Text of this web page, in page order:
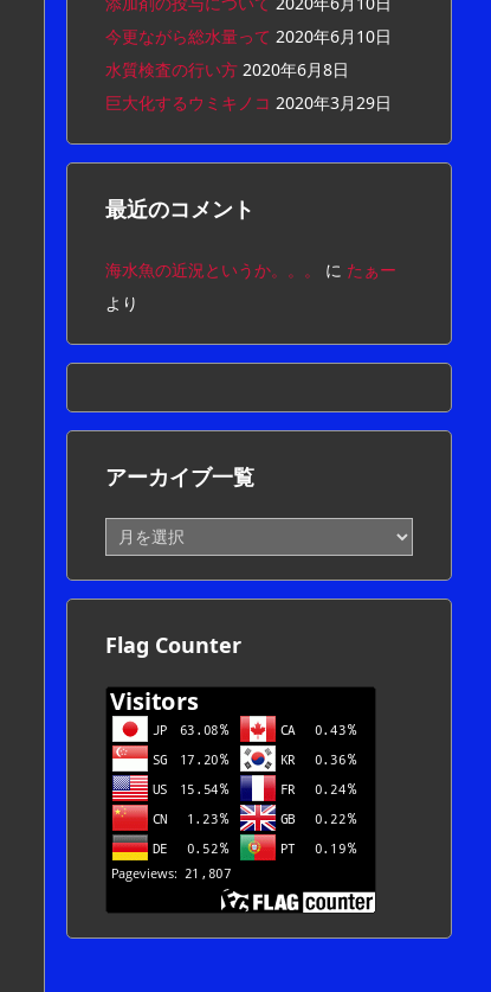
今更ながら総水量って 2020年6月10日
水質検査の行い方 2020年6月8日
巨大化するウミキノコ 2020年3月29日
最近のコメント
海水魚の近況というか。。。 に たぁー
より
アーカイブ一覧
ー
カ
イ
一
Flag Counter